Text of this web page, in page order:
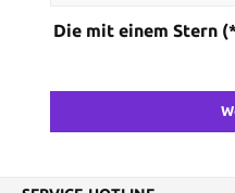
Die mit einem Stern